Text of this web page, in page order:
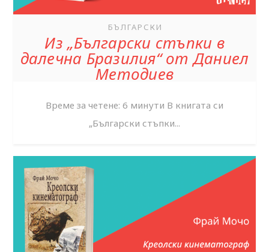
БЪЛГАРСКИ
Из „Български стъпки в
далечна Бразилия“ от Даниел
Методиев
Време за четене: 6 минути В книгата си
„Български стъпки...